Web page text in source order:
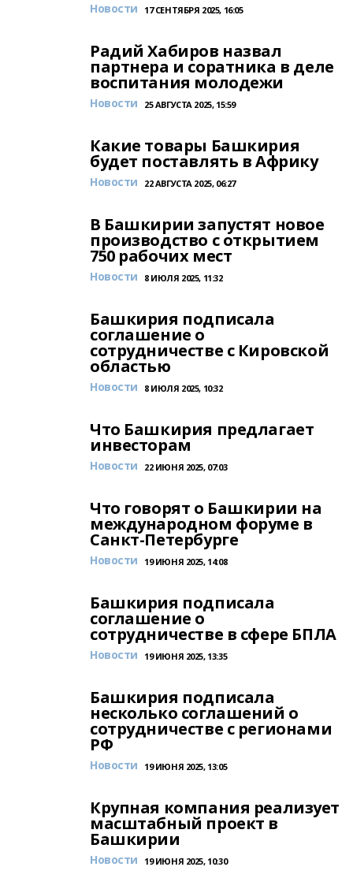
Новости 17 СЕНТЯБРЯ 2025, 16:05
Радий Хабиров назвал
партнера и соратника в деле
воспитания молодежи
Новости 25 АВГУСТА 2025, 15:59
Какие товары Башкирия
будет поставлять в Африку
Новости 22 АВГУСТА 2025, 06:27
В Башкирии запустят новое
производство с открытием
750 рабочих мест
Новости 8 ИЮЛЯ 2025, 11:32
Башкирия подписала
соглашение о
сотрудничестве с Кировской
областью
Новости 8 ИЮЛЯ 2025, 10:32
Что Башкирия предлагает
инвесторам
Новости 22 ИЮНЯ 2025, 07:03
Что говорят о Башкирии на
международном форуме в
Санкт-Петербурге
Новости 19 ИЮНЯ 2025, 14:08
Башкирия подписала
соглашение о
сотрудничестве в сфере БПЛА
Новости 19 ИЮНЯ 2025, 13:35
Башкирия подписала
несколько соглашений о
сотрудничестве с регионами
РФ
Новости 19 ИЮНЯ 2025, 13:05
Крупная компания реализует
масштабный проект в
Башкирии
Новости 19 ИЮНЯ 2025, 10:30